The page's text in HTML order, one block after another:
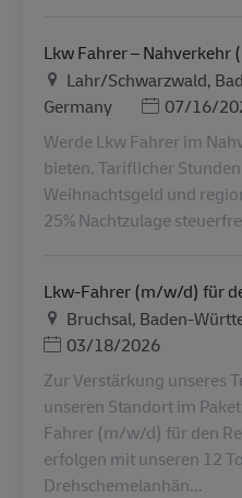
Lkw Fahrer – Nahverkehr
地点Lahr/Schwarzwald,
Germany
Posted Date
07/16/
Werde Lkw Fahrer im
bieten. Tariflicher
Weihnachtsgeld und
25% Nachtzulage
Lkw-Fahrer (m/w/d) für
地点Bruchsal, Baden-
Posted Date
03/18/2026
Zur Verstärkung unseres
unseren Standort im
Fahrer (m/w/d) für den
erfolgen mit unseren 12
Drehschemelanhän...